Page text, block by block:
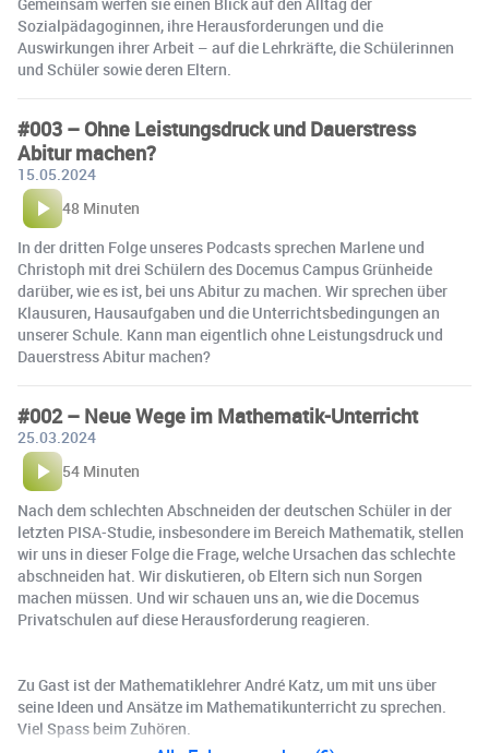
Sozialpädagoginnen, ihre Herausforderungen und die
Auswirkungen ihrer Arbeit – auf die Lehrkräfte, die Schülerinnen
und Schüler sowie deren Eltern.
#003 – Ohne Leistungsdruck und Dauerstress
Abitur machen?
15.05.2024
48 Minuten
In der dritten Folge unseres Podcasts sprechen Marlene und
Christoph mit drei Schülern des Docemus Campus Grünheide
darüber, wie es ist, bei uns Abitur zu machen. Wir sprechen über
Klausuren, Hausaufgaben und die Unterrichtsbedingungen an
unserer Schule. Kann man eigentlich ohne Leistungsdruck und
Dauerstress Abitur machen?
#002 – Neue Wege im Mathematik-Unterricht
25.03.2024
54 Minuten
Nach dem schlechten Abschneiden der deutschen Schüler in der
letzten PISA-Studie, insbesondere im Bereich Mathematik, stellen
wir uns in dieser Folge die Frage, welche Ursachen das schlechte
abschneiden hat. Wir diskutieren, ob Eltern sich nun Sorgen
machen müssen. Und wir schauen uns an, wie die Docemus
Privatschulen auf diese Herausforderung reagieren.
Zu Gast ist der Mathematiklehrer André Katz, um mit uns über
seine Ideen und Ansätze im Mathematikunterricht zu sprechen.
Viel Spass beim Zuhören.